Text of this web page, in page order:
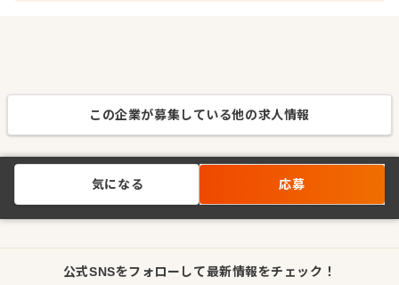
この企業が募集している他の求人情報
気になる 応募
公式SNSをフォローして最新情報をチェック！